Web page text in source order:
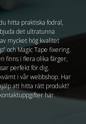
hitta praktiska fodral,
det ultratunna
av mycket hög kvalitet
och Magic Tape fixering.
finns i flera olika färger,
perfekt för dig.
i vår webbshop. Har
att hitta rätt produkt?
här.